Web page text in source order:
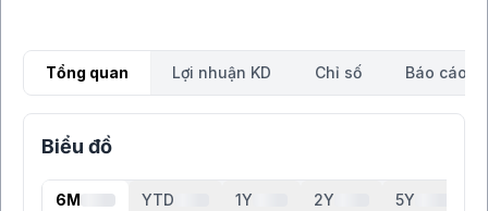
Tổng quan Lợi nhuận KD Chỉ số Báo cáo
Biểu đồ
6M YTD 1Y 2Y 5Y